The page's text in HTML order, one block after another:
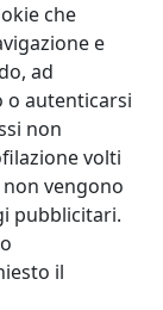
che
e
ad
o autenticarsi
non
volti
vengono
pubblicitari.
il